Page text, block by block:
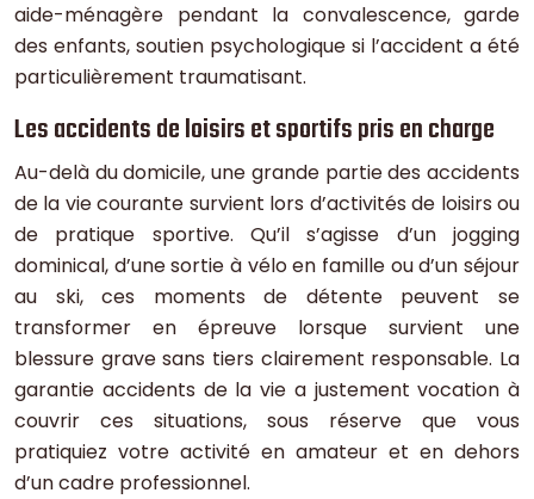
aide-ménagère pendant la convalescence, garde
des enfants, soutien psychologique si l’accident a été
particulièrement traumatisant.
Les accidents de loisirs et sportifs pris en charge
Au-delà du domicile, une grande partie des accidents
de la vie courante survient lors d’activités de loisirs ou
de pratique sportive. Qu’il s’agisse d’un jogging
dominical, d’une sortie à vélo en famille ou d’un séjour
au ski, ces moments de détente peuvent se
transformer en épreuve lorsque survient une
blessure grave sans tiers clairement responsable. La
garantie accidents de la vie a justement vocation à
couvrir ces situations, sous réserve que vous
pratiquiez votre activité en amateur et en dehors
d’un cadre professionnel.